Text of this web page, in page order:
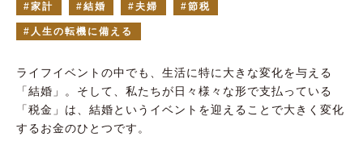
家計 結婚 夫婦 節税
人生の転機に備える
ライフイベントの中でも、生活に特に大きな変化を与える
「結婚」。そして、私たちが日々様々な形で支払っている
「税金」は、結婚というイベントを迎えることで大きく変化
するお金のひとつです。